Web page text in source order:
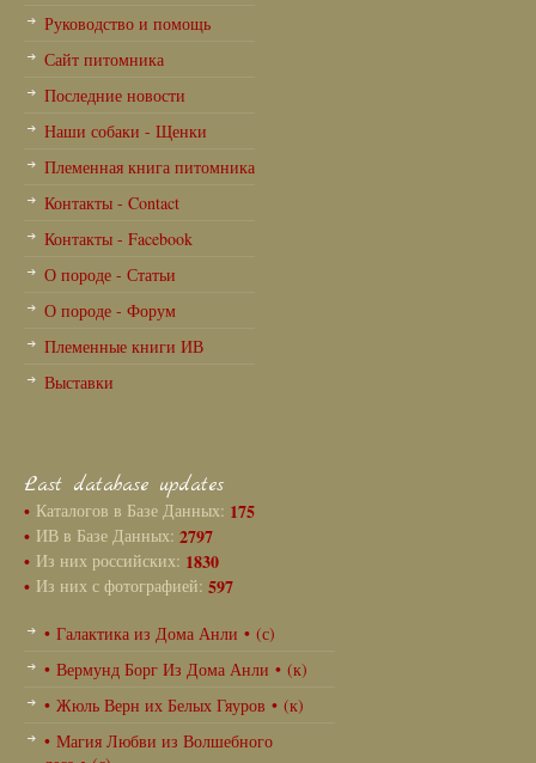
Руководство и помощь
Сайт питомника
Последние новости
Наши собаки - Щенки
Племенная книга питомника
Контакты - Contact
Контакты - Facebook
О породе - Статьи
О породе - Форум
Племенные книги ИВ
Выставки
Last database updates
• Каталогов в Базе Данных: 175
• ИВ в Базе Данных: 2797
• Из них российских: 1830
• Из них с фотографией: 597
• Галактика из Дома Анли • (с)
• Вермунд Борг Из Дома Анли • (к)
• Жюль Верн их Белых Гяуров • (к)
• Магия Любви из Волшебного